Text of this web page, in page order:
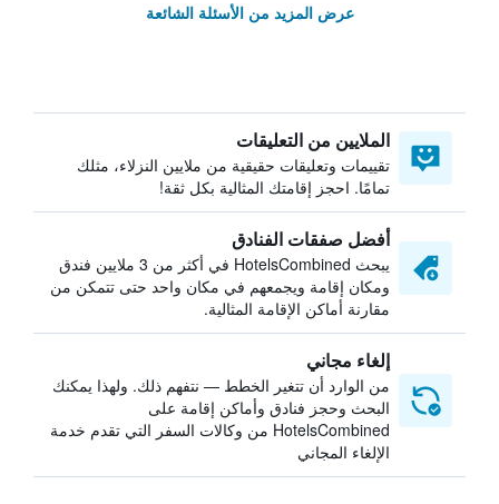
عرض المزيد من الأسئلة الشائعة
الملايين من التعليقات
تقييمات وتعليقات حقيقية من ملايين النزلاء، مثلك
تمامًا. احجز إقامتك المثالية بكل ثقة!
أفضل صفقات الفنادق
يبحث HotelsCombined في أكثر من 3 ملايين فندق
ومكان إقامة ويجمعهم في مكان واحد حتى تتمكن من
مقارنة أماكن الإقامة المثالية.
إلغاء مجاني
من الوارد أن تتغير الخطط — نتفهم ذلك. ولهذا يمكنك
البحث وحجز فنادق وأماكن إقامة على
HotelsCombined من وكالات السفر التي تقدم خدمة
الإلغاء المجاني